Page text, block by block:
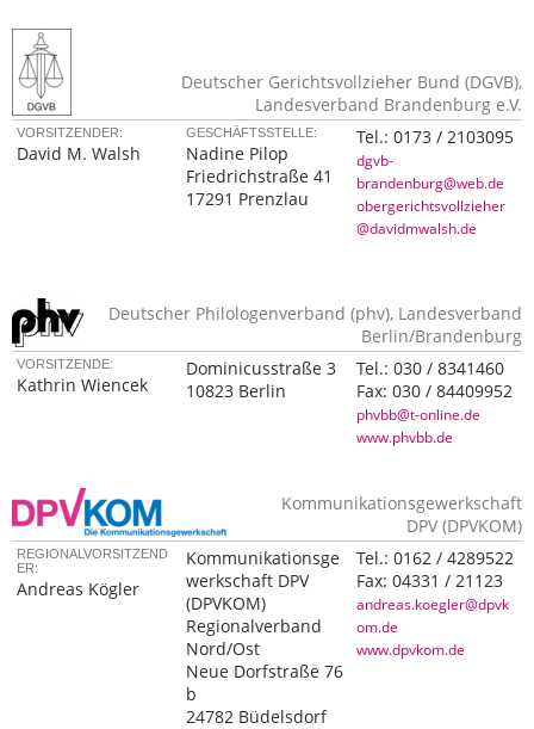
Deutscher Gerichtsvollzieher Bund (DGVB),
Landesverband Brandenburg e.V.
VORSITZENDER:
David M. Walsh
GESCHÄFTSSTELLE:
Nadine Pilop
Friedrichstraße 41
17291 Prenzlau
Tel.:0173 / 2103095
dgvb-
brandenburg@web.de
obergerichtsvollzieher
@davidmwalsh.de
Deutscher Philologenverband (phv), Landesverband
Berlin/Brandenburg
VORSITZENDE:
Kathrin Wiencek
Dominicusstraße 3
10823 Berlin
Tel.:030 / 8341460
Fax:030 / 84409952
phvbb@t-online.de
www.phvbb.de
Kommunikationsgewerkschaft
DPV (DPVKOM)
REGIONALVORSITZEND
ER:
Andreas Kögler
Kommunikationsge
werkschaft DPV
(DPVKOM)
Regionalverband
Nord/Ost
Neue Dorfstraße 76
b
24782 Büdelsdorf
Tel.:0162 / 4289522
Fax:04331 / 21123
andreas.koegler@dpvk
om.de
www.dpvkom.de